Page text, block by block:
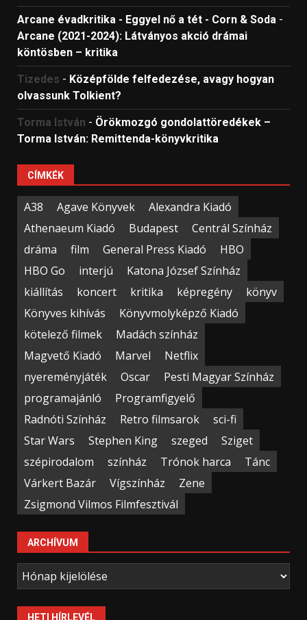
Arcane évadkritika - Eggyel nő a tét - Corn & Soda -
Arcane (2021-2024): Látványos akció drámai
köntösben – kritika
Tizedes - Középfölde felfedezése, avagy hogyan
olvassunk Tolkient?
Torma István - Örökmozgó gondolattöredékek –
Torma István: Remittenda-könyvkritika
CÍMKÉK
A38 Agave Könyvek
Alexandra Kiadó
Athenaeum Kiadó
Budapest
Centrál Színház
dráma
film General Press Kiadó
HBO
HBO Go
interjú
Katona József Színház
kiállítás
koncert kritika képregény
könyv
Könyves kihívás
Könyvmolyképző Kiadó
kötelező filmek
Madách színház
Magvető Kiadó
Marvel
Netflix
nyereményjáték
Oscar
Pesti Magyar Színház
programajánló
Programfigyelő
Radnóti Színház
Retro filmsarok
sci-fi
Star Wars
Stephen King szeged
Sziget
szépirodalom
színház Trónok harca
Tánc
Várkert Bazár
Vígszínház
Zene
Zsigmond Vilmos Filmfesztivál
ARCHÍVUM
Archívum
HETI HÍRLEVÉL